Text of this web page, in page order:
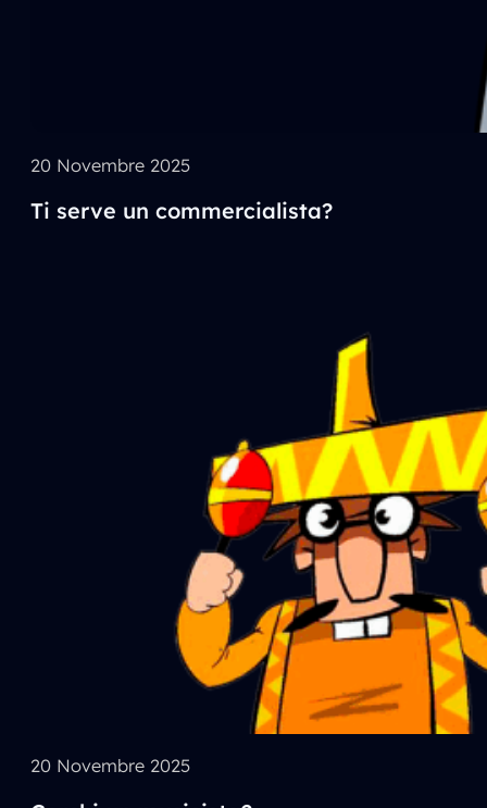
20 Novembre 2025
Ti serve un commercialista?
20 Novembre 2025